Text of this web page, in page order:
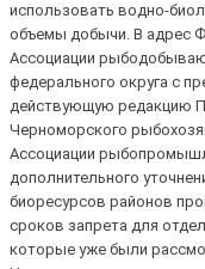
использовать водно-
объемы добычи. В адрес
Ассоциации
федерального округа с
действующую редакцию
Черноморского
Ассоциации
дополнительного
биоресурсов районов
сроков запрета для
которые уже были